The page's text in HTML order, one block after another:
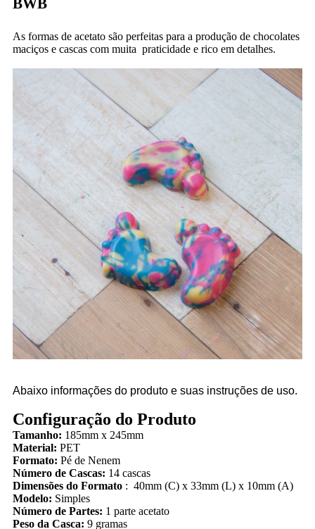
BWB
As formas de acetato são perfeitas para a produção de chocolates
maciços e cascas com muita praticidade e rico em detalhes.
Abaixo informações do produto e suas instruções de uso.
Configuração do Produto
Tamanho: 185mm x 245mm
Material: PET
Formato: Pé de Nenem
Número de Cascas: 14 cascas
Dimensões do Formato : 40mm (C) x 33mm (L) x 10mm (A)
Modelo: Simples
Número de Partes: 1 parte acetato
Peso da Casca: 9 gramas